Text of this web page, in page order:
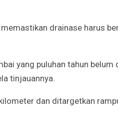
drainase harus
yang puluhan tahun
tinjauannya.
dan ditargetkan